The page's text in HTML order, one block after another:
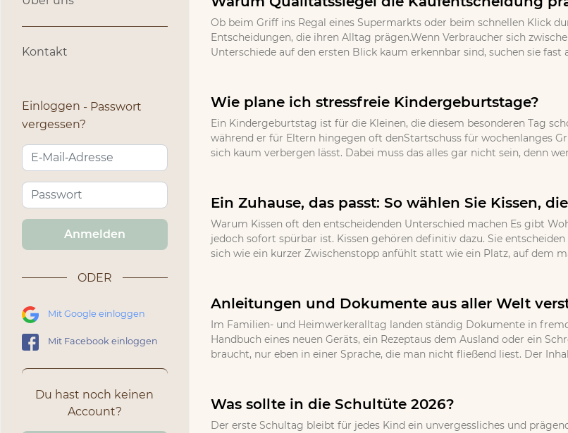
Kontakt
Einloggen
Passwort
vergessen?
Anmelden
ODER
Mit Google einloggen
Mit Facebook einloggen
Du hast noch keinen
Account?
Ob beim Griff ins Regal eines Supermarkts oder beim schnellen Klick
Entscheidungen, die ihren Alltag prägen.Wenn Verbraucher sich
Unterschiede auf den ersten Blick kaum erkennbar sind, suchen sie
Wie plane ich stressfreie Kindergeburtstage?
Ein Kindergeburtstag ist für die Kleinen, die diesem besonderen Tag
während er für Eltern hingegen oft denStartschuss für wochenlanges
sich kaum verbergen lässt. Dabei muss das alles gar nicht sein, denn
Ein Zuhause, das passt: So wählen Sie Kissen,
Warum Kissen oft den entscheidenden Unterschied machen Es gibt
jedoch sofort spürbar ist. Kissen gehören definitiv dazu. Sie
sich wie ein kurzer Zwischenstopp anfühlt statt wie ein Platz, auf dem
Anleitungen und Dokumente aus aller Welt
Im Familien- und Heimwerkeralltag landen ständig Dokumente in
Handbuch eines neuen Geräts, ein Rezeptaus dem Ausland oder ein
braucht, nur eben in einer Sprache, die man nicht fließend liest. Der
Was sollte in die Schultüte 2026?
Der erste Schultag bleibt für jedes Kind ein unvergessliches und